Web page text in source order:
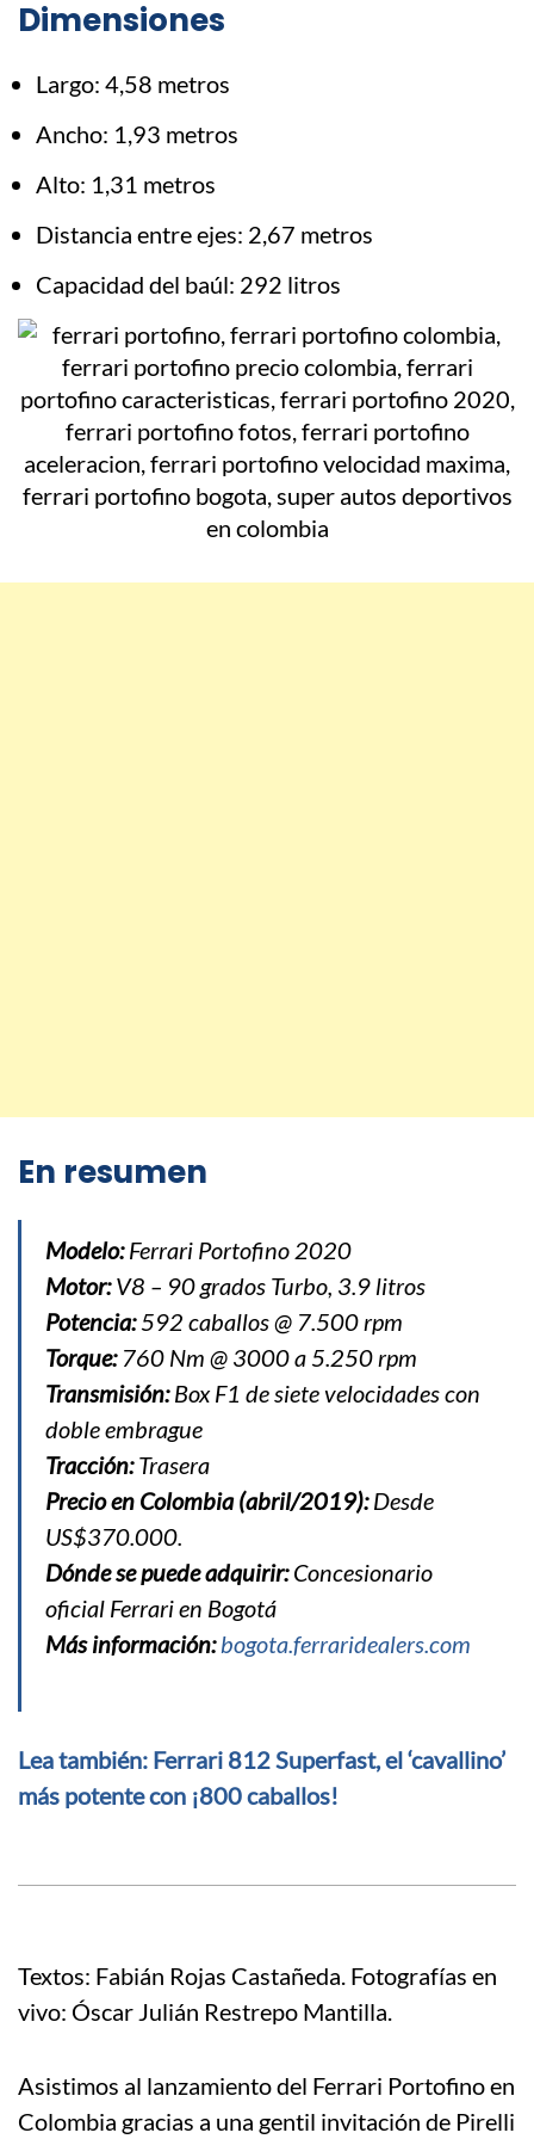
Dimensiones
Largo: 4,58 metros
Ancho: 1,93 metros
Alto: 1,31 metros
Distancia entre ejes: 2,67 metros
Capacidad del baúl: 292 litros
En resumen
Modelo:Ferrari Portofino 2020
Motor:V8 – 90 grados Turbo, 3.9 litros
Potencia:592 caballos @ 7.500 rpm
Torque: 760 Nm @ 3000 a 5.250 rpm
Transmisión:Box F1 de siete velocidades con
doble embrague
Tracción:Trasera
Precio en Colombia (abril/2019):Desde
US$370.000.
Dónde se puede adquirir:Concesionario
oficial Ferrari en Bogotá
Más información:bogota.ferraridealers.com
Lea también: Ferrari 812 Superfast, el ‘cavallino’
más potente con ¡800 caballos!
Textos: Fabián Rojas Castañeda. Fotografías en
vivo: Óscar Julián Restrepo Mantilla.
Asistimos al lanzamiento del Ferrari Portofino en
Colombia gracias a una gentil invitación de Pirelli